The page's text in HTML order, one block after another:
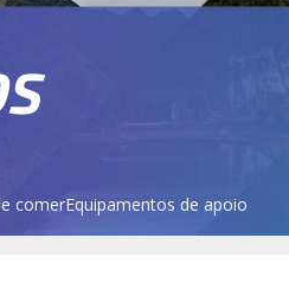
comerEquipamentos de apoio